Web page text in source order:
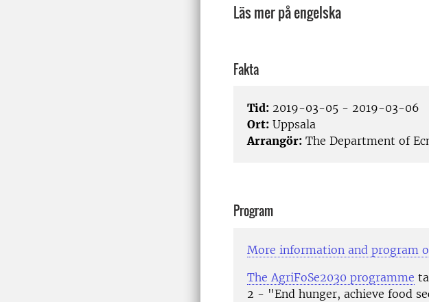
Läs mer på engelska
Fakta
Tid: 2019-03-05 - 2019-03-06
Ort: Uppsala
Arrangör: The Department of
Program
More information and program
The AgriFoSe2030 programme
2 - "End hunger, achieve food